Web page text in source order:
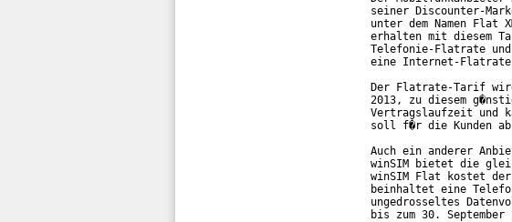
seiner Discounter-
unter dem Namen Flat
erhalten mit diesem
Telefonie-Flatrate
eine Internet-Flatrate
Der Flatrate-Tarif wird
2013, zu diesem
Vertragslaufzeit und
soll f�r die Kunden
Auch ein anderer
winSIM bietet die
winSIM Flat kostet
beinhaltet eine
ungedrosseltes
bis zum 30. September